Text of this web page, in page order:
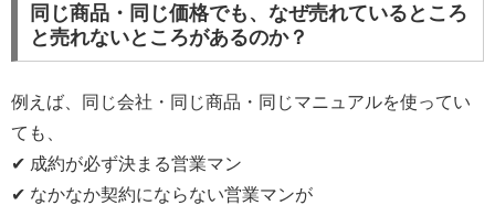
同じ商品・同じ価格でも、なぜ売れているところ
と売れないところがあるのか？
例えば、同じ会社・同じ商品・同じマニュアルを使ってい
ても、
✔ 成約が必ず決まる営業マン
✔ なかなか契約にならない営業マンが